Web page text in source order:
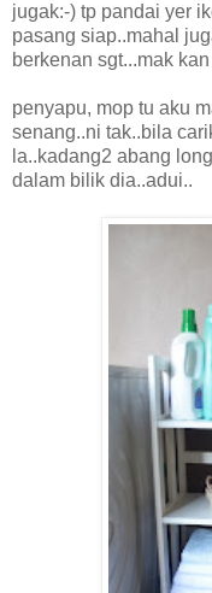
jugak:-) tp pandai yer
pasang siap..mahal
berkenan sgt...mak
penyapu, mop tu aku
senang..ni tak..bila
la..kadang2 abang
dalam bilik dia..adui..